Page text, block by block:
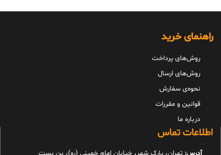
راهنمای خرید
روش‌های پرداخت
روش‌های ارسال
نحوه‌ی سفارش
قوانین و مقررات
درباره ما
اطلاعات تماس